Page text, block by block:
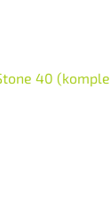
40